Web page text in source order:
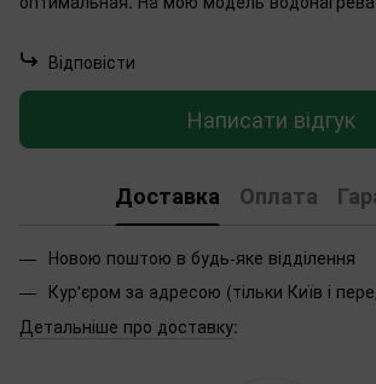
Відповісти
Написати відгук
Доставка Оплата
Новою поштою в будь-яке відділення
Кур'єром за адресою (тільки Київ і
Детальніше про доставку: